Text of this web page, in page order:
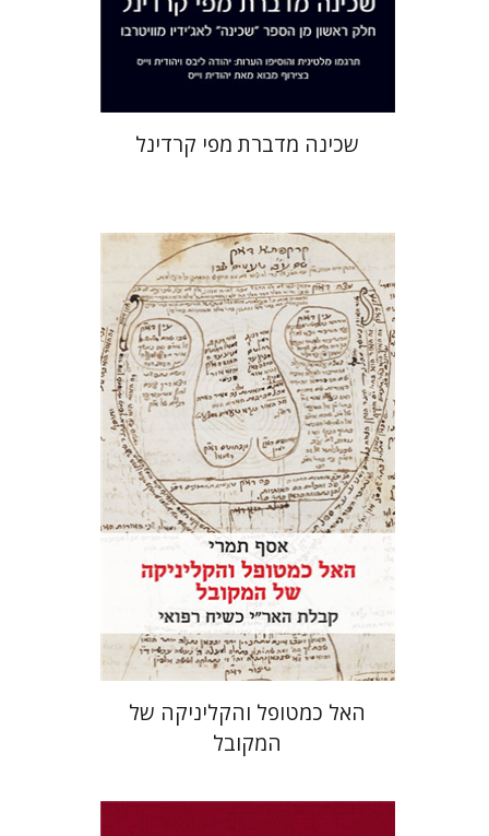
הנחת אתר ספר מודפס
$46
$41
שכינה מדברת מפי קרדינל
אסף תמרי
הנחת אתר ספר מודפס
$46
$41
האל כמטופל והקליניקה של
המקובל